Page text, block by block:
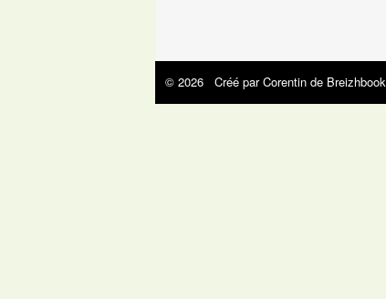
© 2026 Créé parCorentin de Breizhbook